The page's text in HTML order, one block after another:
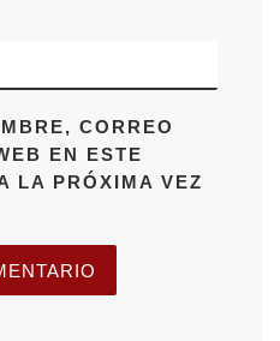
CORREO
EN ESTE
LA PRÓXIMA VEZ